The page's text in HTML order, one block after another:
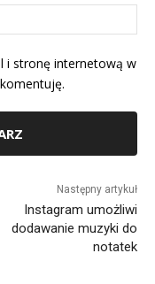
i stronę internetową w
Następny artykuł
Instagram umożliwi
dodawanie muzyki do
notatek